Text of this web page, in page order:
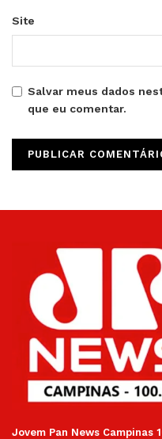
Site
Salvar meus dados
que eu comentar.
Jovem Pan News